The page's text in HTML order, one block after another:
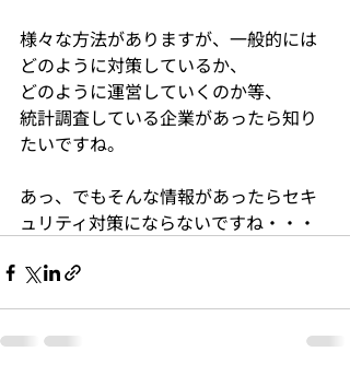
様々な方法がありますが、一般的には
どのように対策しているか、
どのように運営していくのか等、
統計調査している企業があったら知り
たいですね。
あっ、でもそんな情報があったらセキ
ュリティ対策にならないですね・・・